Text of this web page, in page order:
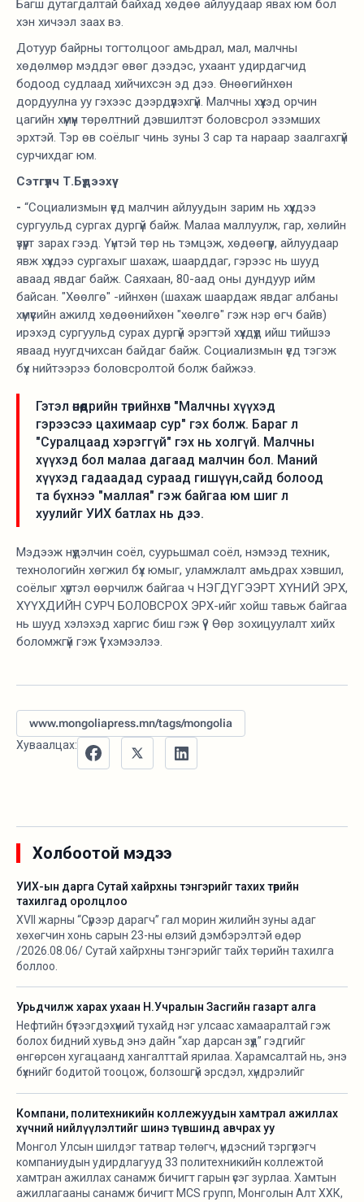
Багш дутагдалтай байхад хөдөө айлуудаар явах юм бол
хэн хичээл заах вэ.
Дотуур байрны тогтолцоог амьдрал, мал, малчны
хөдөлмөр мэддэг өвөг дээдэс, ухаант удирдагчид
бодоод судлаад хийчихсэн эд дээ. Өнөөгийнхөн
дордуулна уу гэхээс дээрдүүлэхгүй. Малчны хүүхэд орчин
цагийн хүмүүн төрөлтний дэвшилтэт боловсрол эзэмших
эрхтэй. Тэр өв соёлыг чинь зуны 3 сар та нараар заалгахгүй
сурчихдаг юм.
Сэтгүүлч Т.Бүдээхүү
- “Социализмын үед малчин айлуудын зарим нь хүүхдээ
сургуульд сургах дургүй байж. Малаа маллуулж, гар, хөлийн
үзүүрт зарах гээд. Үүнтэй төр нь тэмцэж, хөдөөгүүр, айлуудаар
явж хүүхдээ сургахыг шахаж, шаарддаг, гэрээс нь шууд
аваад явдаг байж. Саяхаан, 80-аад оны дундуур ийм
байсан. "Хөөлгө" -ийнхөн (шахаж шаардаж явдаг албаны
хүмүүсийн ажилд хөдөөнийхөн "хөөлгө" гэж нэр өгч байв)
ирэхэд сургуульд сурах дургүй эрэгтэй хүүхдүүд ийш тийшээ
яваад нуугдчихсан байдаг байж. Социализмын үед тэгэж
бүх нийтээрээ боловсролтой болж байжээ.
Гэтэл өнөөдрийн төрийнхөн "Малчны хүүхэд
гэрээсээ цахимаар сур" гэх болж. Бараг л
"Суралцаад хэрэггүй" гэх нь холгүй. Малчны
хүүхэд бол малаа дагаад малчин бол. Маний
хүүхэд гадаадад сураад гишүүн,сайд болоод
та бүхнээ "маллая" гэж байгаа юм шиг л
хуулийг УИХ батлах нь дээ.
Мэдээж нүүдэлчин соёл, суурьшмал соёл, нэмээд техник,
технологийн хөгжил бүх юмыг, уламжлалт амьдрах хэвшил,
соёлыг хүртэл өөрчилж байгаа ч НЭГДҮГЭЭРТ ХҮНИЙ ЭРХ,
ХҮҮХДИЙН СУРЧ БОЛОВСРОХ ЭРХ-ийг хойш тавьж байгаа
нь шууд хэлэхэд харгис биш гэж үү? Өөр зохицуулалт хийх
боломжгүй гэж үү” хэмээлээ.
www.mongoliapress.mn/tags/mongolia
Хуваалцах:
Холбоотой мэдээ
УИХ-ын дарга Сутай хайрхны тэнгэрийг тахих төрийн
тахилгад оролцлоо
XVII жарны “Сүрээр дарагч” гал морин жилийн зуны адаг
хөхөгчин хонь сарын 23-ны өлзий дэмбэрэлтэй өдөр
/2026.08.06/ Сутай хайрхны тэнгэрийг тайх төрийн тахилга
боллоо.
Урьдчилж харах ухаан Н.Учралын Засгийн газарт алга
Нефтийн бүтээгдэхүүний тухайд нэг улсаас хамааралтай гэж
болох бидний хувьд энэ дайн “хар дарсан зүүд” гэдгийг
өнгөрсөн хугацаанд хангалттай ярилаа. Харамсалтай нь, энэ
бүхнийг бодитой тооцож, болзошгүй эрсдэл, хүндрэлийг
Компани, политехникийн коллежуудын хамтрал ажиллах
хүчний нийлүүлэлтийг шинэ түвшинд авчрах уу
Монгол Улсын шилдэг татвар төлөгч, үндэсний тэргүүлэгч
компаниудын удирдлагууд 33 политехникийн коллежтой
хамтран ажиллах санамж бичигт гарын үсэг зурлаа. Хамтын
ажиллагааны санамж бичигт MCS групп, Монголын Алт ХХК,